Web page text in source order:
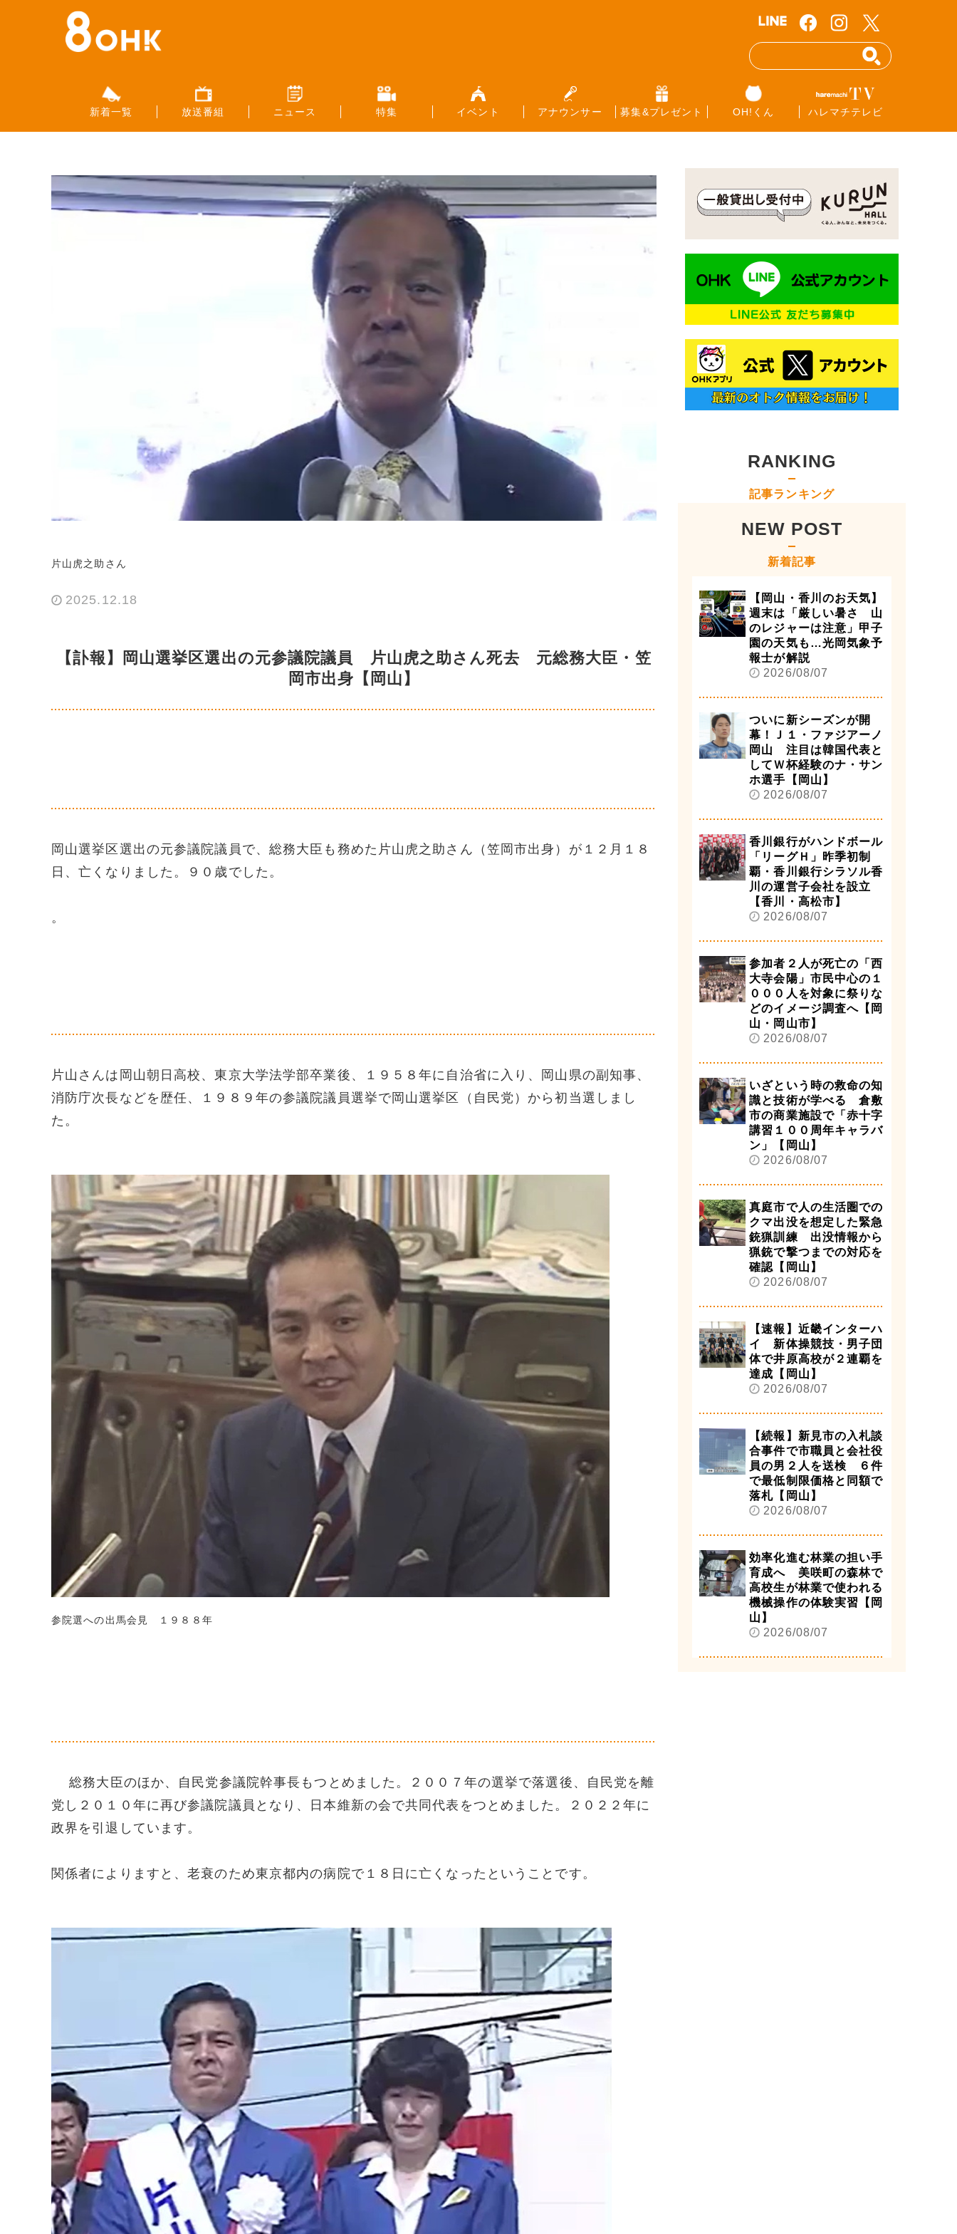
新着一覧 放送番組 ニュース 特集 イベント アナウンサー 募集&プレゼント OH!くん ハレマチテレビ
片山虎之助さん
2025.12.18
【訃報】岡山選挙区選出の元参議院議員 片山虎之助さん死去 元総務大臣・笠
岡市出身【岡山】
岡山選挙区選出の元参議院議員で、総務大臣も務めた片山虎之助さん（笠岡市出身）が１２月１８
日、亡くなりました。９０歳でした。
。
片山さんは岡山朝日高校、東京大学法学部卒業後、１９５８年に自治省に入り、岡山県の副知事、
消防庁次長などを歴任、１９８９年の参議院議員選挙で岡山選挙区（自民党）から初当選しまし
た。
参院選への出馬会見 １９８８年
総務大臣のほか、自民党参議院幹事長もつとめました。２００７年の選挙で落選後、自民党を離
党し２０１０年に再び参議院議員となり、日本維新の会で共同代表をつとめました。２０２２年に
政界を引退しています。
関係者によりますと、老衰のため東京都内の病院で１８日に亡くなったということです。
RANKING
記事ランキング
NEW POST
新着記事
【岡山・香川のお天気】
週末は「厳しい暑さ 山
のレジャーは注意」甲子
園の天気も…光岡気象予
報士が解説
2026/08/07
ついに新シーズンが開
幕！Ｊ１・ファジアーノ
岡山 注目は韓国代表と
してＷ杯経験のナ・サン
ホ選手【岡山】
2026/08/07
香川銀行がハンドボール
「リーグＨ」昨季初制
覇・香川銀行シラソル香
川の運営子会社を設立
【香川・高松市】
2026/08/07
参加者２人が死亡の「西
大寺会陽」市民中心の１
０００人を対象に祭りな
どのイメージ調査へ【岡
山・岡山市】
2026/08/07
いざという時の救命の知
識と技術が学べる 倉敷
市の商業施設で「赤十字
講習１００周年キャラバ
ン」【岡山】
2026/08/07
真庭市で人の生活圏での
クマ出没を想定した緊急
銃猟訓練 出没情報から
猟銃で撃つまでの対応を
確認【岡山】
2026/08/07
【速報】近畿インターハ
イ 新体操競技・男子団
体で井原高校が２連覇を
達成【岡山】
2026/08/07
【続報】新見市の入札談
合事件で市職員と会社役
員の男２人を送検 ６件
で最低制限価格と同額で
落札【岡山】
2026/08/07
効率化進む林業の担い手
育成へ 美咲町の森林で
高校生が林業で使われる
機械操作の体験実習【岡
山】
2026/08/07